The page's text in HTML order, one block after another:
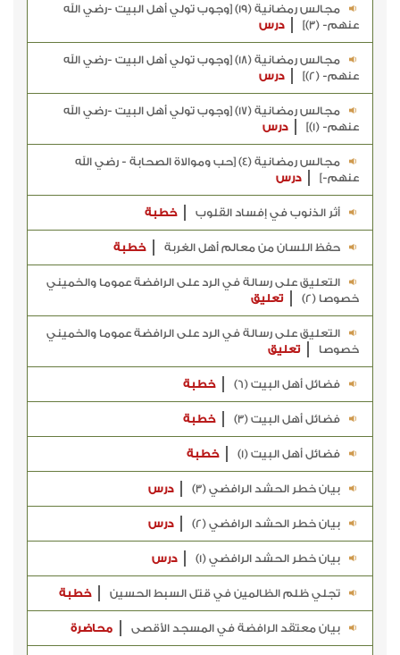
مجالس رمضانية (19) [وجوب تولي أهل البيت -رضي الله
عنهم- (3)]
درس
مجالس رمضانية (18) [وجوب تولي أهل البيت -رضي الله
عنهم- (2)]
درس
مجالس رمضانية (17) [وجوب تولي أهل البيت -رضي الله
عنهم- (1)]
درس
مجالس رمضانية (4) [حب وموالاة الصحابة - رضي الله
عنهم-]
درس
أثر الذنوب في إفساد القلوب خطبة
حفظ اللسان من معالم أهل الغربة خطبة
التعليق على رسالة في الرد على الرافضة عموما والخميني
خصوصا (2)
تعليق
التعليق على رسالة في الرد على الرافضة عموما والخميني
خصوصا
تعليق
فضائل أهل البيت (6) خطبة
فضائل أهل البيت (3) خطبة
فضائل أهل البيت (1) خطبة
بيان خطر الحشد الرافضي (3) درس
بيان خطر الحشد الرافضي (2) درس
بيان خطر الحشد الرافضي (1) درس
تجلي ظلم الظالمين في قتل السبط الحسين خطبة
بيان معتقد الرافضة في المسجد الأقصى محاضرة